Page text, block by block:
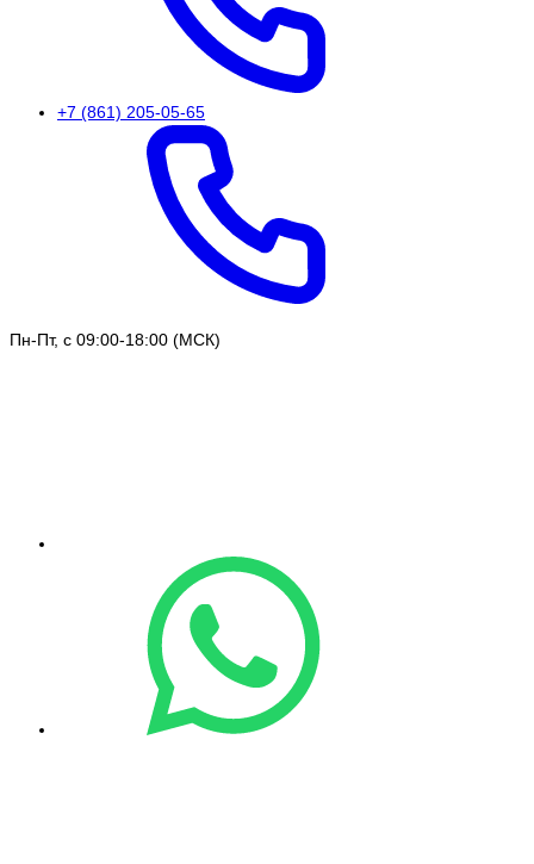
+7 (861) 205-05-65
Пн-Пт, с 09:00-18:00 (МСК)